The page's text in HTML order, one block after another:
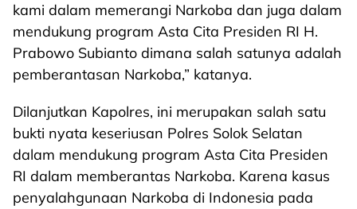
kami dalam memerangi Narkoba dan juga dalam
mendukung program Asta Cita Presiden RI H.
Prabowo Subianto dimana salah satunya adalah
pemberantasan Narkoba,” katanya.
Dilanjutkan Kapolres, ini merupakan salah satu
bukti nyata keseriusan Polres Solok Selatan
dalam mendukung program Asta Cita Presiden
RI dalam memberantas Narkoba. Karena kasus
penyalahgunaan Narkoba di Indonesia pada